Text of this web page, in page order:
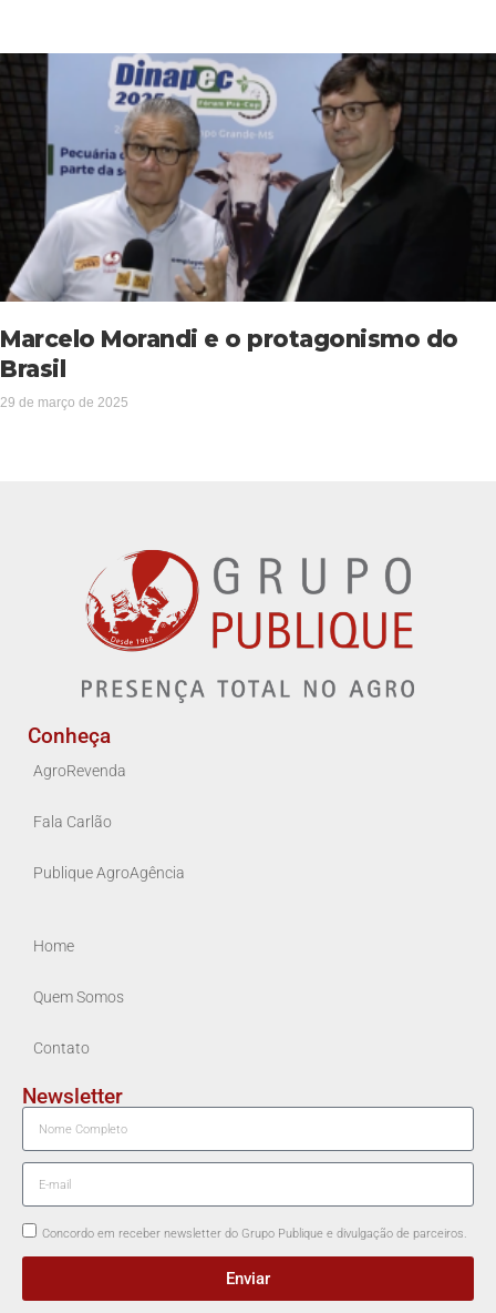
Marcelo Morandi e o protagonismo do
Brasil
29 de março de 2025
Conheça
AgroRevenda
Fala Carlão
Publique AgroAgência
Home
Quem Somos
Contato
Newsletter
Concordo em receber newsletter do Grupo Publique e divulgação de parceiros.
Enviar